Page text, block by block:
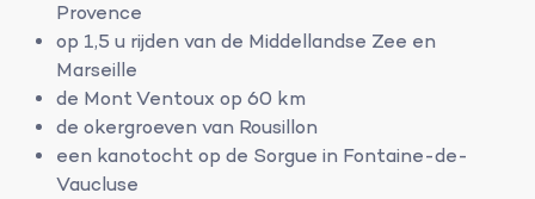
Provence
op 1,5 u rijden van de Middellandse Zee en
Marseille
de Mont Ventoux op 60 km
de okergroeven van Rousillon
een kanotocht op de Sorgue in Fontaine-de-
Vaucluse